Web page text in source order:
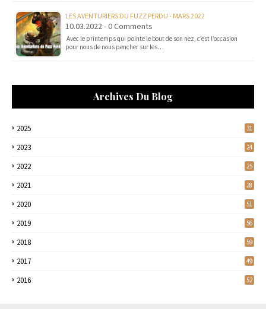
LES AVENTURIERS DU FUZZ PERDU - MARS 2022
10.03.2022 - 0 Comments
Avec le printemps qui pointe le bout de son nez, c’est l’occasion
pour nous de nous pencher sur les…
Archives Du Blog
2025 31
2023 24
2022 25
2021 28
2020 51
2019 56
2018 59
2017 49
2016 52